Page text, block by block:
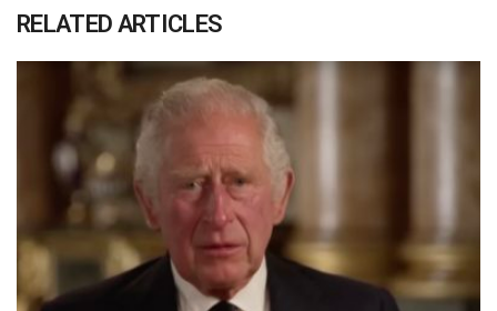
RELATED ARTICLES